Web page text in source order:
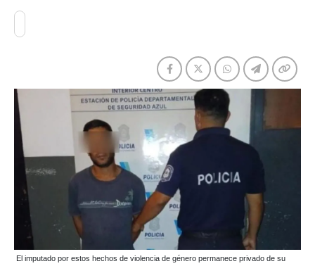
El imputado por estos hechos de violencia de género permanece privado de su